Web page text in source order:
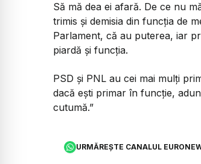
Să mă dea ei afară. De ce nu
trimis și demisia din funcția de
Parlament, că au puterea, iar
piardă și funcția.
PSD și PNL au cei mai mulți
dacă ești primar în funcție,
cutumă.”
URMĂREȘTE CANALUL